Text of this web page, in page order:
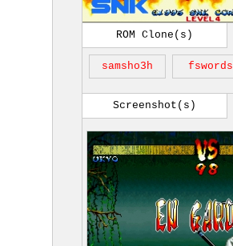
ROM Clone(s)
samsho3h fswords
Screenshot(s)